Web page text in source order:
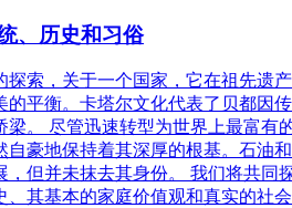
、历史和习俗
探索，关于一个国家，它在祖先遗
的平衡。卡塔尔文化代表了贝都因
梁。 尽管迅速转型为世界上最富有
自豪地保持着其深厚的根基。石油
，但并未抹去其身份。 我们将共同
、其基本的家庭价值观和真实的社